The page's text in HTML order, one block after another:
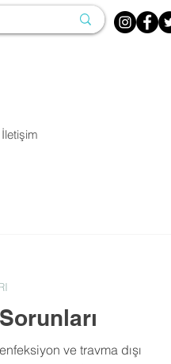
İletişim
ve travma dışı